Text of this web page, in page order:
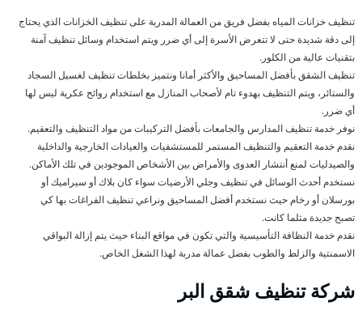
تنظيف خزانات المياه بفضل فريق من العمالة المدربة على تنظيف الخزانات الذي يحتاج
إلى دقة شديدة حتى لا تتعرض الأسرة إلى أي ضرر ويتم استخدام وسائل تنظيف آمنة
بتقنيات عالية من الكلور.
تنظيف الشقق بأفضل المساحيق والأكثر أمانا ونتميز بخلطات تنظيف لغسيل السجاد
والستائر، ويتم التنظيف بهدوء تام لأصحاب المنازل مع استخدام روائح عكرية ليس لها
أي ضرر.
نوفر خدمة تنظيف المدارس والجامعات بأفضل التركيبات من مواد التنظيف والتعقيم.
نقدم خدمة التعقيم والتنظيف المستمر للمستشفيات والعيادات الخارجية والداخلية
والصيدليات لمنع أنتشار العدوى والأمراض بين الأشخاص الموجودين في تلك الأماكن.
نستخدم أحدث الوسائل في تنظيف وجلي الأرضيات سواء كان بلاك أو سيراميك أو
بورسلان أو رخام حيث نستخدم أفضل المساحيق ونراعي تنظيف الفراغات بها كي
تصبح جديدة مثلما كانت.
نقدم خدمة النظافة التأسيسية والتي تكون في مواقع البناء حيث يتم إزالة البواقي
الاسمنتية والزلط والطوب بفضل عمالة مدربة لهذا الشغل الخاص.
شركة تنظيف شقق البر